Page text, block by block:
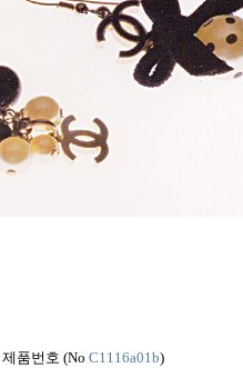
제품번호 (No C1116a01b)